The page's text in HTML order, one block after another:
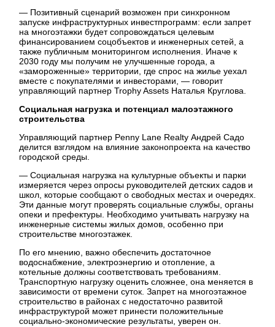
— Позитивный сценарий возможен при синхронном
запуске инфраструктурных инвестпрограмм: если запрет
на многоэтажки будет сопровождаться целевым
финансированием соцобъектов и инженерных сетей, а
также публичным мониторингом исполнения. Иначе к
2030 году мы получим не улучшенные города, а
«замороженные» территории, где спрос на жилье уехал
вместе с покупателями и инвесторами, — говорит
управляющий партнер Trophy Assets Наталья Круглова.
Социальная нагрузка и потенциал малоэтажного
строительства
Управляющий партнер Penny Lane Realty Андрей Садо
делится взглядом на влияние законопроекта на качество
городской среды.
— Социальная нагрузка на культурные объекты и парки
измеряется через опросы руководителей детских садов и
школ, которые сообщают о свободных местах и очередях.
Эти данные могут проверять социальные службы, органы
опеки и префектуры. Необходимо учитывать нагрузку на
инженерные системы жилых домов, особенно при
строительстве многоэтажек.
По его мнению, важно обеспечить достаточное
водоснабжение, электроэнергию и отопление, а
котельные должны соответствовать требованиям.
Транспортную нагрузку оценить сложнее, она меняется в
зависимости от времени суток. Запрет на многоэтажное
строительство в районах с недостаточно развитой
инфраструктурой может принести положительные
социально-экономические результаты, уверен он.